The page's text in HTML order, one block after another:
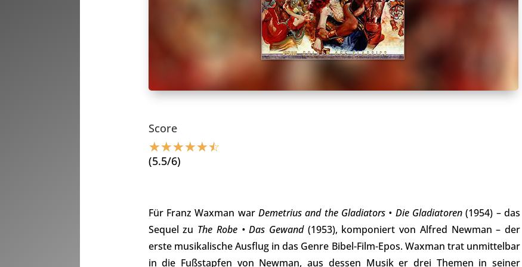
Score
☆☆☆☆☆☆
(5.5/6)
Für Franz Waxman war Demetrius and the Gladiators • Die Gladiatoren (1954) – das
Sequel zu The Robe • Das Gewand(1953), komponiert von Alfred Newman – der
erste musikalische Ausflug in das Genre Bibel-Film-Epos. Waxman trat unmittelbar
in die Fußstapfen von Newman, aus dessen Musik er drei Themen in seiner